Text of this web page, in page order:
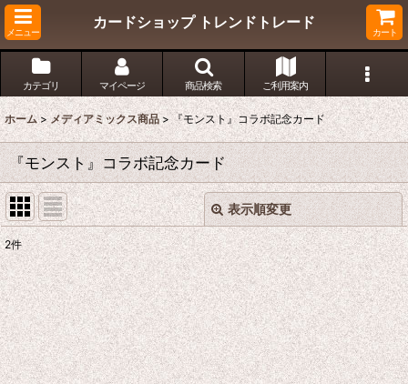
メニュー
カードショップ トレンドトレード
カート
カテゴリ マイページ 商品検索 ご利用案内
ホーム > メディアミックス商品 > 『モンスト』コラボ記念カード
『モンスト』コラボ記念カード
表示順変更
表示数:
在庫あり
並び順:
閉じる
2件